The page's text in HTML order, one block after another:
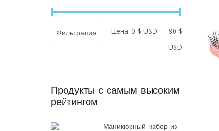
Фильтрация Цена: 0 $ USD — 90 $
USD
Продукты с самым высоким
рейтингом
Маникюрный набор из